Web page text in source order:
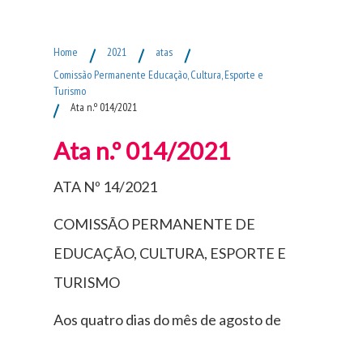
Home / 2021 / atas /
Comissão Permanente Educação, Cultura, Esporte e
Turismo
/ Ata n.º 014/2021
Ata n.º 014/2021
ATA Nº 14/2021
COMISSÃO PERMANENTE DE
EDUCAÇÃO, CULTURA, ESPORTE E
TURISMO
Aos quatro dias do mês de agosto de